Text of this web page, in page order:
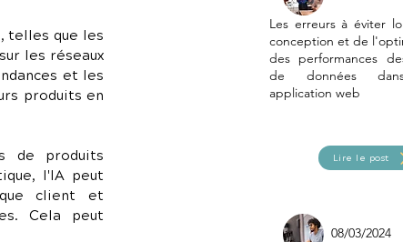
telles que les
les réseaux
et les
produits en
de produits
l'IA peut
client et
Cela peut
Les erreurs à éviter
conception et de
des performances
de données
application web
Lire le post
08/03/2024